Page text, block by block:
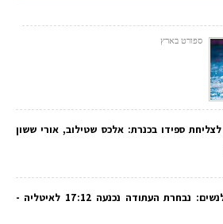
ספורט בארץ
ספידו בכנרת: אלכס שטילוב, אורי ששון
אליפות אירופה בכדורמים לנשים: נבחרת העתודה נכנעה 17:12 לאיטליה -